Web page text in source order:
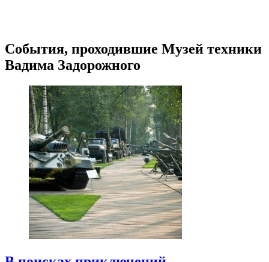
События, проходившие Музей техники
Вадима Задорожного